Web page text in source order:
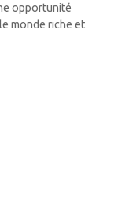
opportunité
monde riche et